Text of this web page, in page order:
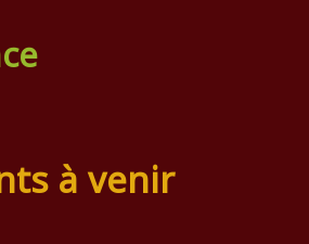
à venir